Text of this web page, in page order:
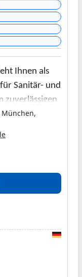
Ihnen als
Sanitär- und
zuverlässigen
München und
sind stolz
unseren
daran, Ihre
und